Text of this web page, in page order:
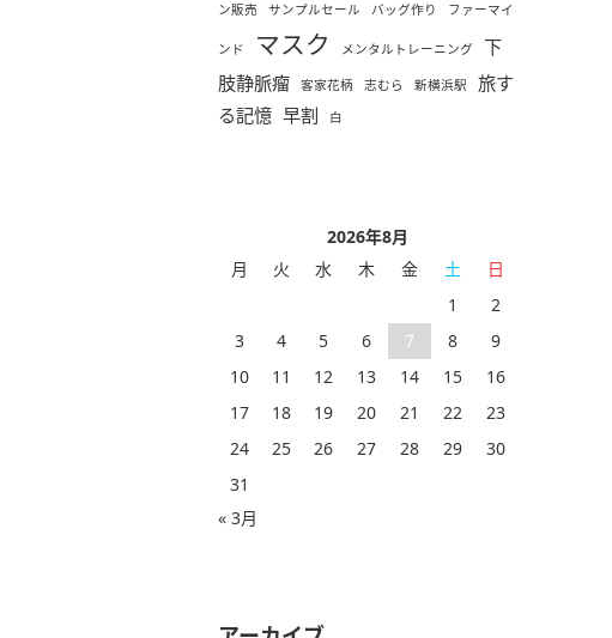
ン販売 サンプルセール バッグ作り ファーマイ
ンド マスク メンタルトレーニング
下
肢静脈瘤
客家花柄 志むら 新横浜駅
旅す
る記憶 早割 白
2026年8月
月
火 水 木 金 土
日
1
2
3
4 5 6 7 8
9
10
11 12 13 14 15
16
17
18 19 20 21 22
23
24
25 26 27 28 29
30
31
« 3月